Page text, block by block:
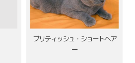
ブリティッシュ・ショートヘア
ー